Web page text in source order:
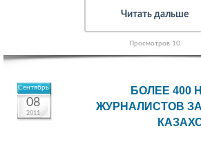
Читать дальше
Просмотров 10
Сентябрь
08
2011
БОЛЕЕ 400
ЖУРНАЛИСТОВ